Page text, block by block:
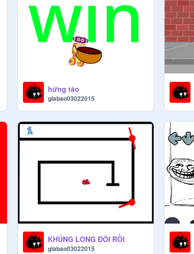
hứng táo
giabao03022015
KHỦNG LONG ĐÓI RỒI
giabao03022015